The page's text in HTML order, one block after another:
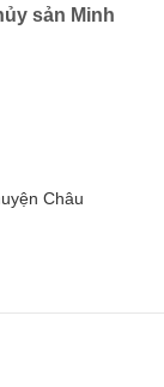
sản Minh
Châu